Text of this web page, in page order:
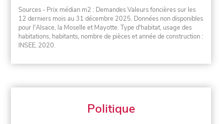
Sources - Prix médian m2 : Demandes Valeurs foncières sur les
12 derniers mois au 31 décembre 2025. Données non disponibles
pour l'Alsace, la Moselle et Mayotte. Type d'habitat, usage des
habitations, habitants, nombre de pièces et année de construction :
INSEE, 2020.
Politique